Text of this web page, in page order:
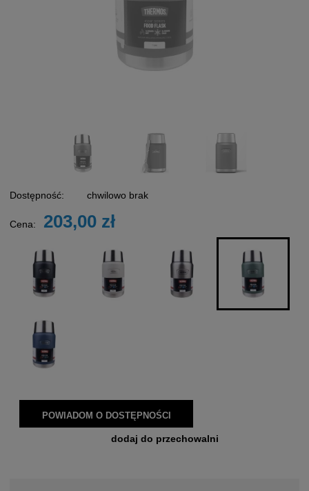
Dostępność: chwilowo brak
Cena: 203,00 zł
POWIADOM O DOSTĘPNOŚCI
dodaj do przechowalni